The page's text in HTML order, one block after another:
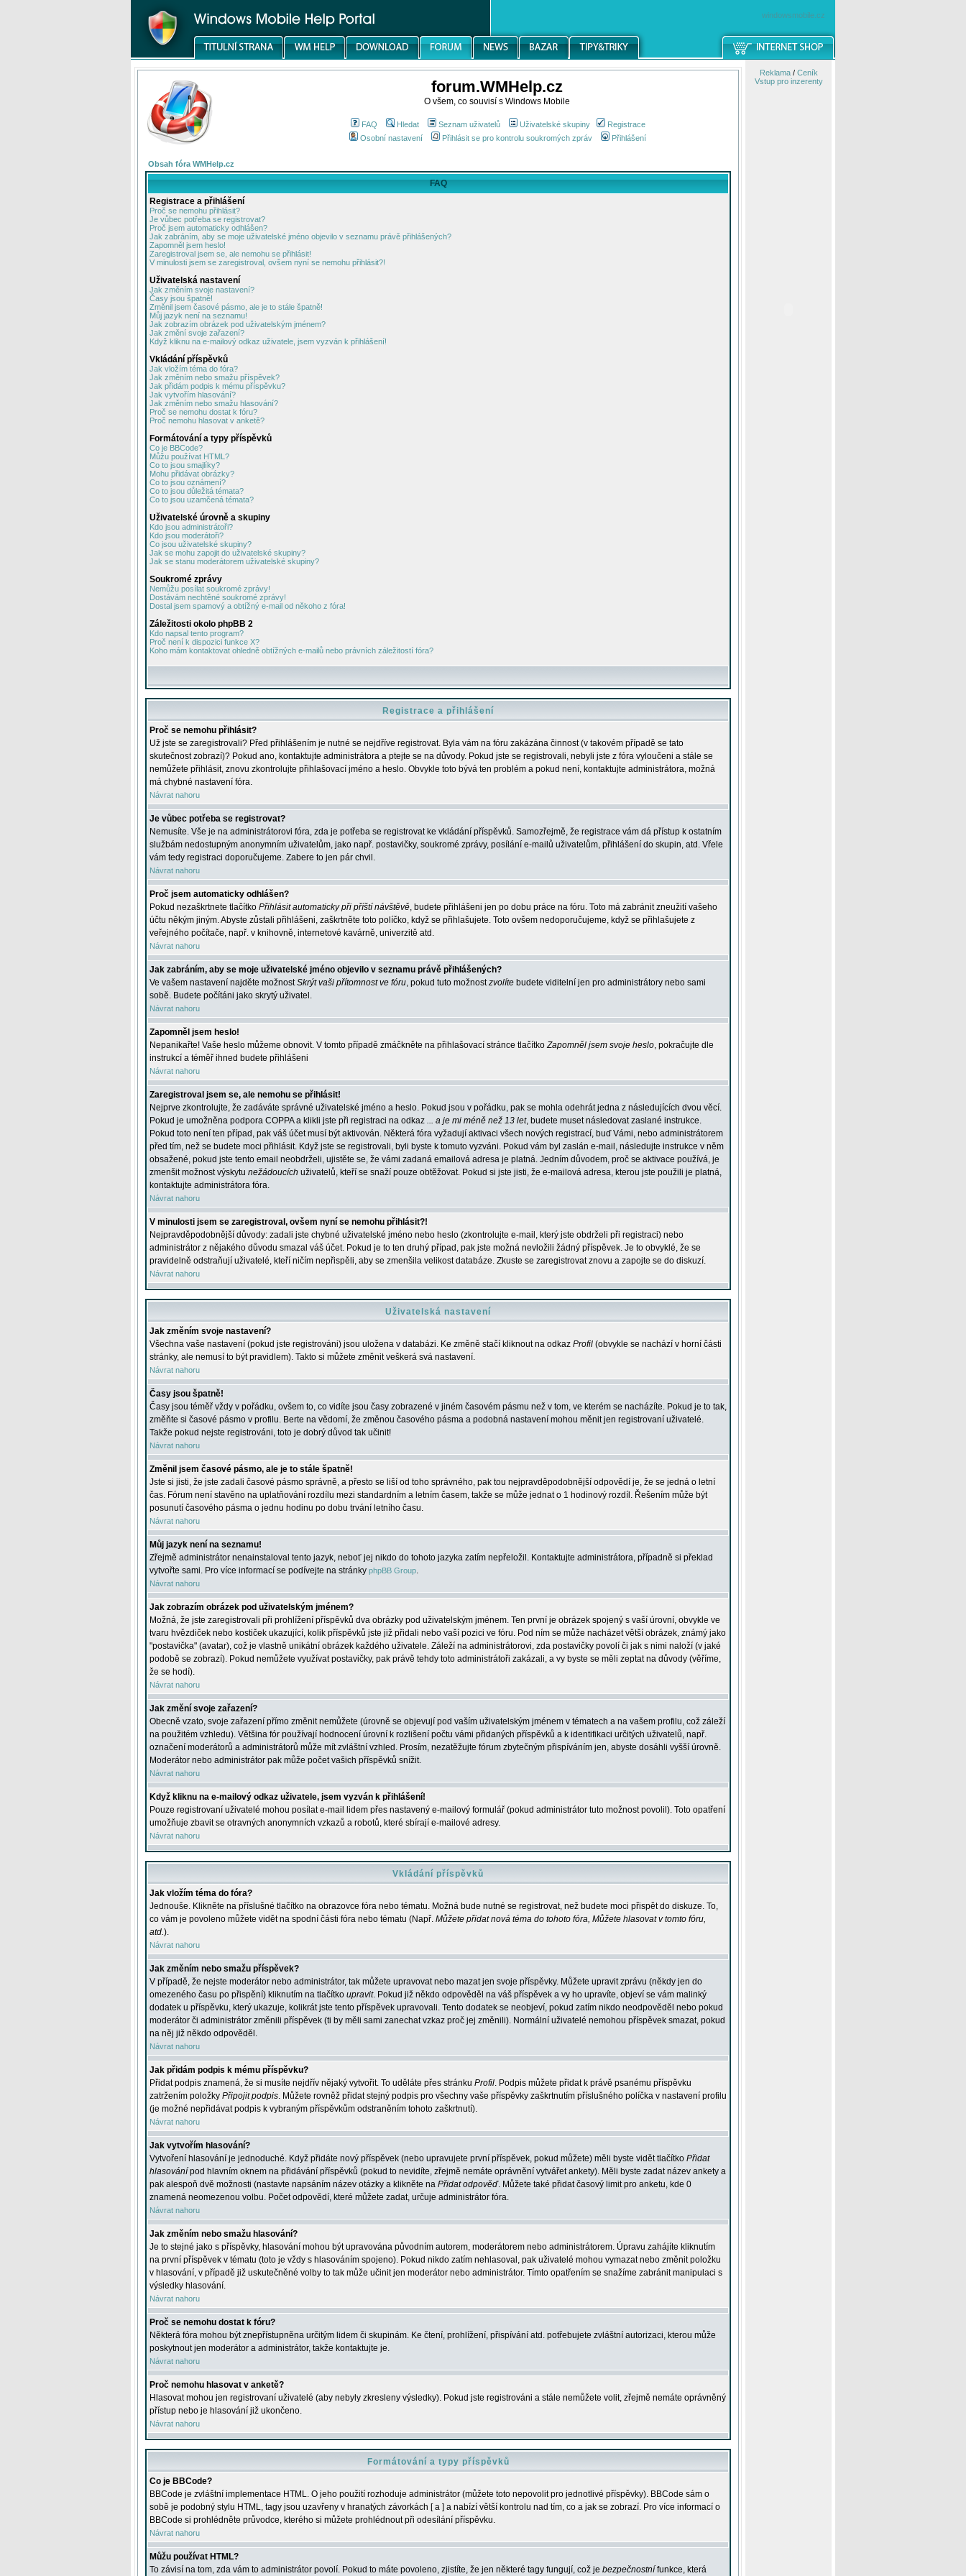
windowsmobile.cz
forum.WMHelp.cz
O všem, co souvisí s Windows Mobile
FAQ Hledat Seznam uživatelů Uživatelské skupiny
Registrace
Osobní nastavení
Přihlásit se pro kontrolu soukromých zpráv Přihlášení
Obsah fóra WMHelp.cz
FAQ
Registrace a přihlášení
Proč se nemohu přihlásit?
Je vůbec potřeba se registrovat?
Proč jsem automaticky odhlášen?
Jak zabráním, aby se moje uživatelské jméno objevilo v seznamu právě přihlášených?
Zapomněl jsem heslo!
Zaregistroval jsem se, ale nemohu se přihlásit!
V minulosti jsem se zaregistroval, ovšem nyní se nemohu přihlásit?!
Uživatelská nastavení
Jak změním svoje nastavení?
Časy jsou špatně!
Změnil jsem časové pásmo, ale je to stále špatně!
Můj jazyk není na seznamu!
Jak zobrazím obrázek pod uživatelským jménem?
Jak změní svoje zařazení?
Když kliknu na e-mailový odkaz uživatele, jsem vyzván k přihlášení!
Vkládání příspěvků
Jak vložím téma do fóra?
Jak změním nebo smažu příspěvek?
Jak přidám podpis k mému příspěvku?
Jak vytvořím hlasování?
Jak změním nebo smažu hlasování?
Proč se nemohu dostat k fóru?
Proč nemohu hlasovat v anketě?
Formátování a typy příspěvků
Co je BBCode?
Můžu používat HTML?
Co to jsou smajlíky?
Mohu přidávat obrázky?
Co to jsou oznámení?
Co to jsou důležitá témata?
Co to jsou uzamčená témata?
Uživatelské úrovně a skupiny
Kdo jsou administrátoři?
Kdo jsou moderátoři?
Co jsou uživatelské skupiny?
Jak se mohu zapojit do uživatelské skupiny?
Jak se stanu moderátorem uživatelské skupiny?
Soukromé zprávy
Nemůžu posílat soukromé zprávy!
Dostávám nechtěné soukromé zprávy!
Dostal jsem spamový a obtížný e-mail od někoho z fóra!
Záležitosti okolo phpBB 2
Kdo napsal tento program?
Proč není k dispozici funkce X?
Koho mám kontaktovat ohledně obtížných e-mailů nebo právních záležitostí fóra?
Registrace a přihlášení
Proč se nemohu přihlásit?
Už jste se zaregistrovali? Před přihlášením je nutné se nejdříve registrovat. Byla vám na fóru zakázána činnost (v takovém případě se tato
skutečnost zobrazí)? Pokud ano, kontaktujte administrátora a ptejte se na důvody. Pokud jste se registrovali, nebyli jste z fóra vyloučeni a stále se
nemůžete přihlásit, znovu zkontrolujte přihlašovací jméno a heslo. Obvykle toto bývá ten problém a pokud není, kontaktujte administrátora, možná
má chybné nastavení fóra.
Návrat nahoru
Je vůbec potřeba se registrovat?
Nemusíte. Vše je na administrátorovi fóra, zda je potřeba se registrovat ke vkládání příspěvků. Samozřejmě, že registrace vám dá přístup k ostatním
službám nedostupným anonymním uživatelům, jako např. postavičky, soukromé zprávy, posílání e-mailů uživatelům, přihlášení do skupin, atd. Vřele
vám tedy registraci doporučujeme. Zabere to jen pár chvil.
Návrat nahoru
Proč jsem automaticky odhlášen?
Pokud nezaškrtnete tlačítko Přihlásit automaticky při příští návštěvě, budete přihlášeni jen po dobu práce na fóru. Toto má zabránit zneužití vašeho
účtu někým jiným. Abyste zůstali přihlášeni, zaškrtněte toto políčko, když se přihlašujete. Toto ovšem nedoporučujeme, když se přihlašujete z
veřejného počítače, např. v knihovně, internetové kavárně, univerzitě atd.
Návrat nahoru
Jak zabráním, aby se moje uživatelské jméno objevilo v seznamu právě přihlášených?
Ve vašem nastavení najděte možnostSkrýt vaši přítomnost ve fóru, pokud tuto možnostzvolíte budete viditelní jen pro administrátory nebo sami
sobě. Budete počítáni jako skrytý uživatel.
Návrat nahoru
Zapomněl jsem heslo!
Nepanikařte! Vaše heslo můžeme obnovit. V tomto případě zmáčkněte na přihlašovací stránce tlačítkoZapomněl jsem svoje heslo, pokračujte dle
instrukcí a téměř ihned budete přihlášeni
Návrat nahoru
Zaregistroval jsem se, ale nemohu se přihlásit!
Nejprve zkontrolujte, že zadáváte správné uživatelské jméno a heslo. Pokud jsou v pořádku, pak se mohla odehrát jedna z následujících dvou věcí.
Pokud je umožněna podpora COPPA a klikli jste při registraci na odkaz ... a je mi méně než 13 let, budete muset následovat zaslané instrukce.
Pokud toto není ten případ, pak váš účet musí být aktivován. Některá fóra vyžadují aktivaci všech nových registrací, buď Vámi, nebo administrátorem
před tím, než se budete moci přihlásit. Když jste se registrovali, byli byste k tomuto vyzváni. Pokud vám byl zaslán e-mail, následujte instrukce v něm
obsažené, pokud jste tento email neobdrželi, ujistěte se, že vámi zadaná emailová adresa je platná. Jedním důvodem, proč se aktivace používá, je
zmenšit možnost výskytu nežádoucích uživatelů, kteří se snaží pouze obtěžovat. Pokud si jste jisti, že e-mailová adresa, kterou jste použili je platná,
kontaktujte administrátora fóra.
Návrat nahoru
V minulosti jsem se zaregistroval, ovšem nyní se nemohu přihlásit?!
Nejpravděpodobnější důvody: zadali jste chybné uživatelské jméno nebo heslo (zkontrolujte e-mail, který jste obdrželi při registraci) nebo
administrátor z nějakého důvodu smazal váš účet. Pokud je to ten druhý případ, pak jste možná nevložili žádný příspěvek. Je to obvyklé, že se
pravidelně odstraňují uživatelé, kteří ničím nepřispěli, aby se zmenšila velikost databáze. Zkuste se zaregistrovat znovu a zapojte se do diskuzí.
Návrat nahoru
Uživatelská nastavení
Jak změním svoje nastavení?
Všechna vaše nastavení (pokud jste registrováni) jsou uložena v databázi. Ke změně stačí kliknout na odkaz Profil (obvykle se nachází v horní části
stránky, ale nemusí to být pravidlem). Takto si můžete změnit veškerá svá nastavení.
Návrat nahoru
Časy jsou špatně!
Časy jsou téměř vždy v pořádku, ovšem to, co vidíte jsou časy zobrazené v jiném časovém pásmu než v tom, ve kterém se nacházíte. Pokud je to tak,
změňte si časové pásmo v profilu. Berte na vědomí, že změnou časového pásma a podobná nastavení mohou měnit jen registrovaní uživatelé.
Takže pokud nejste registrováni, toto je dobrý důvod tak učinit!
Návrat nahoru
Změnil jsem časové pásmo, ale je to stále špatně!
Jste si jisti, že jste zadali časové pásmo správně, a přesto se liší od toho správného, pak tou nejpravděpodobnější odpovědí je, že se jedná o letní
čas. Fórum není stavěno na uplatňování rozdílu mezi standardním a letním časem, takže se může jednat o 1 hodinový rozdíl. Řešením může být
posunutí časového pásma o jednu hodinu po dobu trvání letního času.
Návrat nahoru
Můj jazyk není na seznamu!
Zřejmě administrátor nenainstaloval tento jazyk, neboť jej nikdo do tohoto jazyka zatím nepřeložil. Kontaktujte administrátora, případně si překlad
vytvořte sami. Pro více informací se podívejte na stránky phpBB Group.
Návrat nahoru
Jak zobrazím obrázek pod uživatelským jménem?
Možná, že jste zaregistrovali při prohlížení příspěvků dva obrázky pod uživatelským jménem. Ten první je obrázek spojený s vaší úrovní, obvykle ve
tvaru hvězdiček nebo kostiček ukazující, kolik příspěvků jste již přidali nebo vaší pozici ve fóru. Pod ním se může nacházet větší obrázek, známý jako
"postavička" (avatar), což je vlastně unikátní obrázek každého uživatele. Záleží na administrátorovi, zda postavičky povolí či jak s nimi naloží (v jaké
podobě se zobrazí). Pokud nemůžete využívat postavičky, pak právě tehdy toto administrátoři zakázali, a vy byste se měli zeptat na důvody (věříme,
že se hodí).
Návrat nahoru
Jak změní svoje zařazení?
Obecně vzato, svoje zařazení přímo změnit nemůžete (úrovně se objevují pod vaším uživatelským jménem v tématech a na vašem profilu, což záleží
na použitém vzhledu). Většina fór používají hodnocení úrovní k rozlišení počtu vámi přidaných příspěvků a k identifikaci určitých uživatelů, např.
označení moderátorů a administrátorů může mít zvláštní vzhled. Prosím, nezatěžujte fórum zbytečným přispíváním jen, abyste dosáhli vyšší úrovně.
Moderátor nebo administrátor pak může počet vašich příspěvků snížit.
Návrat nahoru
Když kliknu na e-mailový odkaz uživatele, jsem vyzván k přihlášení!
Pouze registrovaní uživatelé mohou posílat e-mail lidem přes nastavený e-mailový formulář (pokud administrátor tuto možnost povolil). Toto opatření
umožňuje zbavit se otravných anonymních vzkazů a robotů, které sbírají e-mailové adresy.
Návrat nahoru
Vkládání příspěvků
Jak vložím téma do fóra?
Jednouše. Klikněte na příslušné tlačítko na obrazovce fóra nebo tématu. Možná bude nutné se registrovat, než budete moci přispět do diskuze. To,
co vám je povoleno můžete vidět na spodní části fóra nebo tématu (Např. Můžete přidat nová téma do tohoto fóra, Můžete hlasovat v tomto fóru,
atd.).
Návrat nahoru
Jak změním nebo smažu příspěvek?
V případě, že nejste moderátor nebo administrátor, tak můžete upravovat nebo mazat jen svoje příspěvky. Můžete upravit zprávu (někdy jen do
omezeného času po přispění) kliknutím na tlačítko upravit. Pokud již někdo odpověděl na váš příspěvek a vy ho upravíte, objeví se vám malinký
dodatek u příspěvku, který ukazuje, kolikrát jste tento příspěvek upravovali. Tento dodatek se neobjeví, pokud zatím nikdo neodpověděl nebo pokud
moderátor či administrátor změnili příspěvek (ti by měli sami zanechat vzkaz proč jej změnili). Normální uživatelé nemohou příspěvek smazat, pokud
na něj již někdo odpověděl.
Návrat nahoru
Jak přidám podpis k mému příspěvku?
Přidat podpis znamená, že si musíte nejdřív nějaký vytvořit. To uděláte přes stránku Profil. Podpis můžete přidat k právě psanému příspěvku
zatržením položky Připojit podpis. Můžete rovněž přidat stejný podpis pro všechny vaše příspěvky zaškrtnutím příslušného políčka v nastavení profilu
(je možné nepřidávat podpis k vybraným příspěvkům odstraněním tohoto zaškrtnutí).
Návrat nahoru
Jak vytvořím hlasování?
Vytvoření hlasování je jednoduché. Když přidáte nový příspěvek (nebo upravujete první příspěvek, pokud můžete) měli byste vidět tlačítko Přidat
hlasování pod hlavním oknem na přidávání příspěvků (pokud to nevidíte, zřejmě nemáte oprávnění vytvářet ankety). Měli byste zadat název ankety a
pak alespoň dvě možnosti (nastavte napsáním název otázky a klikněte na Přidat odpověď. Můžete také přidat časový limit pro anketu, kde 0
znamená neomezenou volbu. Počet odpovědí, které můžete zadat, určuje administrátor fóra.
Návrat nahoru
Jak změním nebo smažu hlasování?
Je to stejné jako s příspěvky, hlasování mohou být upravována původním autorem, moderátorem nebo administrátorem. Úpravu zahájíte kliknutím
na první příspěvek v tématu (toto je vždy s hlasováním spojeno). Pokud nikdo zatím nehlasoval, pak uživatelé mohou vymazat nebo změnit položku
v hlasování, v případě již uskutečněné volby to tak může učinit jen moderátor nebo administrátor. Tímto opatřením se snažíme zabránit manipulaci s
výsledky hlasování.
Návrat nahoru
Proč se nemohu dostat k fóru?
Některá fóra mohou být znepřístupněna určitým lidem či skupinám. Ke čtení, prohlížení, přispívání atd. potřebujete zvláštní autorizaci, kterou může
poskytnout jen moderátor a administrátor, takže kontaktujte je.
Návrat nahoru
Proč nemohu hlasovat v anketě?
Hlasovat mohou jen registrovaní uživatelé (aby nebyly zkresleny výsledky). Pokud jste registrováni a stále nemůžete volit, zřejmě nemáte oprávněný
přístup nebo je hlasování již ukončeno.
Návrat nahoru
Formátování a typy příspěvků
Co je BBCode?
BBCode je zvláštní implementace HTML. O jeho použití rozhoduje administrátor (můžete toto nepovolit pro jednotlivé příspěvky). BBCode sám o
sobě je podobný stylu HTML, tagy jsou uzavřeny v hranatých závorkách [ a ] a nabízí větší kontrolu nad tím, co a jak se zobrazí. Pro více informací o
BBCode si prohlédněte průvodce, kterého si můžete prohlédnout při odesílání příspěvku.
Návrat nahoru
Můžu používat HTML?
To závisí na tom, zda vám to administrátor povolí. Pokud to máte povoleno, zjistíte, že jen některé tagy fungují, což je bezpečnostní funkce, která
Reklama/ Ceník
Vstup pro inzerenty